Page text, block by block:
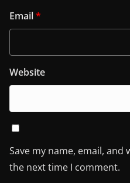
Email*
Website
Save my name, email,
the next time I comment.